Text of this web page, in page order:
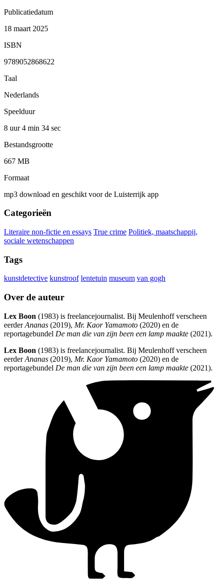
Publicatiedatum
18 maart 2025
ISBN
9789052868622
Taal
Nederlands
Speelduur
8 uur 4 min 34 sec
Bestandsgrootte
667 MB
Formaat
mp3 download en geschikt voor de Luisterrijk app
Categorieën
Literaire non-fictie en essays True crime Politiek, maatschappij,
sociale wetenschappen
Tags
kunstdetective kunstroof lentetuin museum van gogh
Over de auteur
Lex Boon (1983) is freelancejournalist. Bij Meulenhoff verscheen
eerderAnanas (2019), Mr. Kaor Yamamoto (2020) en de
reportagebundel De man die van zijn been een lamp maakte (2021).
Lex Boon (1983) is freelancejournalist. Bij Meulenhoff verscheen
eerderAnanas (2019), Mr. Kaor Yamamoto (2020) en de
reportagebundel De man die van zijn been een lamp maakte (2021).